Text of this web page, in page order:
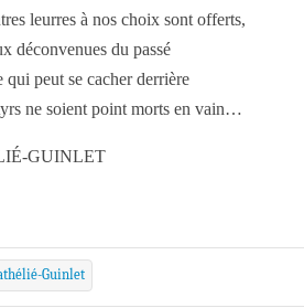
leurres à nos choix sont offerts,
déconvenues du passé
qui peut se cacher derrière
ne soient point morts en vain…
GUINLET
Guinlet